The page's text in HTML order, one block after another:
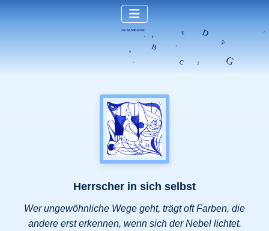
Herrscher in sich selbst
Wer ungewöhnliche Wege geht, trägt oft Farben, die
andere erst erkennen, wenn sich der Nebel lichtet.